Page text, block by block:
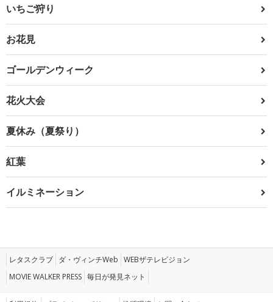
いちご狩り
お花見
ゴールデンウィーク
花火大会
夏休み（夏祭り）
紅葉
イルミネーション
レタスクラブ ダ・ヴィンチWeb WEBザテレビジョン
MOVIE WALKER PRESS 毎日が発見ネット